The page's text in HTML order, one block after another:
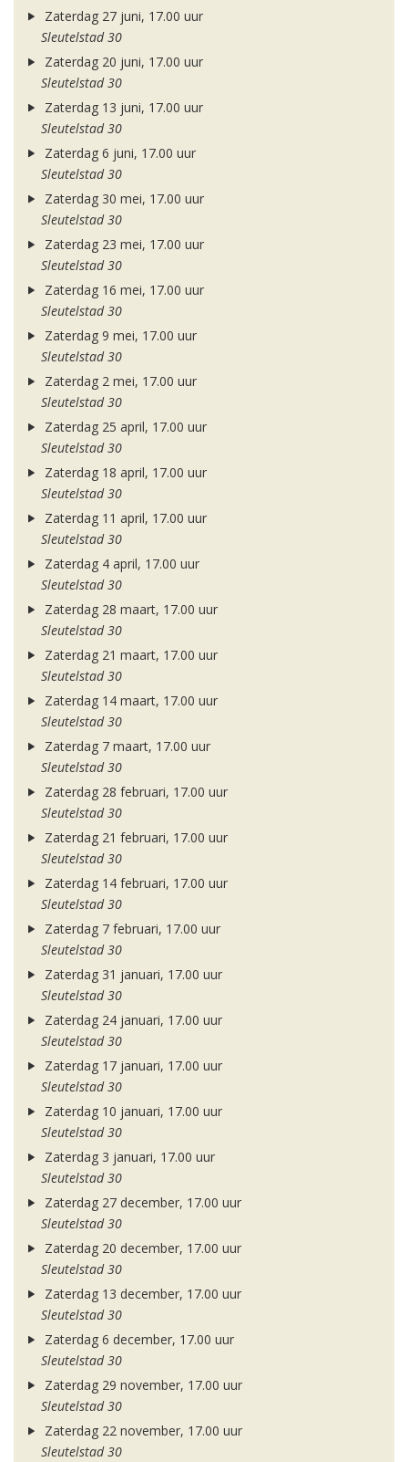
Zaterdag 27 juni, 17.00 uur
Sleutelstad 30
Zaterdag 20 juni, 17.00 uur
Sleutelstad 30
Zaterdag 13 juni, 17.00 uur
Sleutelstad 30
Zaterdag 6 juni, 17.00 uur
Sleutelstad 30
Zaterdag 30 mei, 17.00 uur
Sleutelstad 30
Zaterdag 23 mei, 17.00 uur
Sleutelstad 30
Zaterdag 16 mei, 17.00 uur
Sleutelstad 30
Zaterdag 9 mei, 17.00 uur
Sleutelstad 30
Zaterdag 2 mei, 17.00 uur
Sleutelstad 30
Zaterdag 25 april, 17.00 uur
Sleutelstad 30
Zaterdag 18 april, 17.00 uur
Sleutelstad 30
Zaterdag 11 april, 17.00 uur
Sleutelstad 30
Zaterdag 4 april, 17.00 uur
Sleutelstad 30
Zaterdag 28 maart, 17.00 uur
Sleutelstad 30
Zaterdag 21 maart, 17.00 uur
Sleutelstad 30
Zaterdag 14 maart, 17.00 uur
Sleutelstad 30
Zaterdag 7 maart, 17.00 uur
Sleutelstad 30
Zaterdag 28 februari, 17.00 uur
Sleutelstad 30
Zaterdag 21 februari, 17.00 uur
Sleutelstad 30
Zaterdag 14 februari, 17.00 uur
Sleutelstad 30
Zaterdag 7 februari, 17.00 uur
Sleutelstad 30
Zaterdag 31 januari, 17.00 uur
Sleutelstad 30
Zaterdag 24 januari, 17.00 uur
Sleutelstad 30
Zaterdag 17 januari, 17.00 uur
Sleutelstad 30
Zaterdag 10 januari, 17.00 uur
Sleutelstad 30
Zaterdag 3 januari, 17.00 uur
Sleutelstad 30
Zaterdag 27 december, 17.00 uur
Sleutelstad 30
Zaterdag 20 december, 17.00 uur
Sleutelstad 30
Zaterdag 13 december, 17.00 uur
Sleutelstad 30
Zaterdag 6 december, 17.00 uur
Sleutelstad 30
Zaterdag 29 november, 17.00 uur
Sleutelstad 30
Zaterdag 22 november, 17.00 uur
Sleutelstad 30